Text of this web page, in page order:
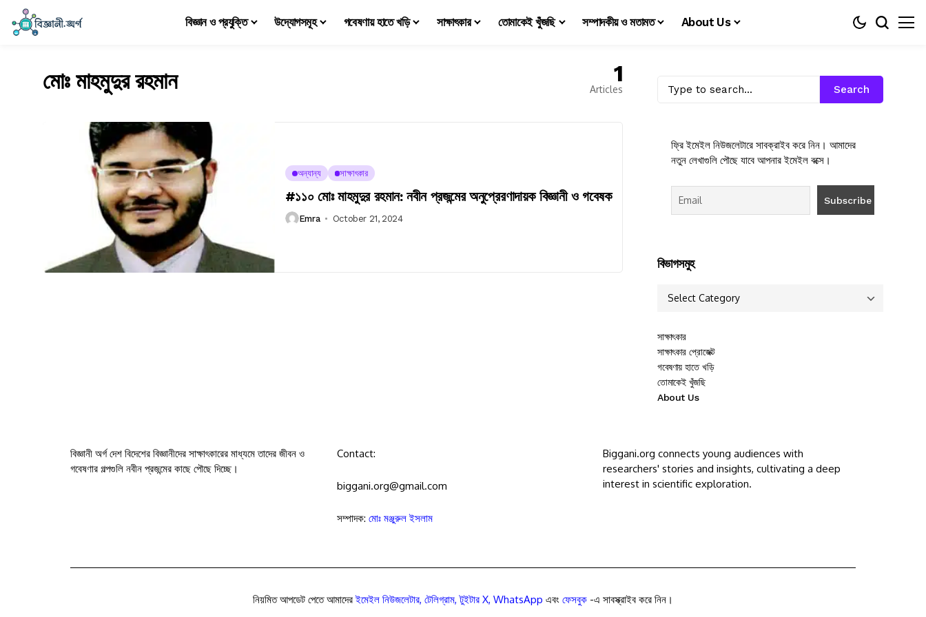
বিজ্ঞান ও প্রযুক্তি উদ্যোগসমূহ গবেষণায় হাতে খড়ি সাক্ষাৎকার তোমাকেই খুঁজছি সম্পাদকীয় ও মতামত About Us
মোঃ মাহমুদুর রহমান 1
Articles
অন্যান্য সাক্ষাৎকার
#১১০ মোঃ মাহমুদুর রহমান: নবীন প্রজন্মের অনুপ্রেরণাদায়ক বিজ্ঞানী ও গবেষক
Emra October 21, 2024
Search
ফ্রি ইমেইল নিউজলেটারে সাবক্রাইব করে নিন। আমাদের
নতুন লেখাগুলি পৌছে যাবে আপনার ইমেইল বক্সে।
বিভাগসমুহ
সাক্ষাৎকার
সাক্ষাৎকার প্রোজেক্ট
গবেষণায় হাতে খড়ি
তোমাকেই খুঁজছি
About Us
বিজ্ঞানী অর্গ দেশ বিদেশের বিজ্ঞানীদের সাক্ষাৎকারের মাধ্যমে তাদের জীবন ও
গবেষণার গল্পগুলি নবীন প্রজন্মের কাছে পৌছে দিচ্ছে।
Contact:
biggani.org@gmail.com
সম্পাদক: মোঃ মঞ্জুরুল ইসলাম
Biggani.org connects young audiences with
researchers' stories and insights, cultivating a deep
interest in scientific exploration.
নিয়মিত আপডেট পেতে আমাদেরইমেইল নিউজলেটার, টেলিগ্রাম,টুইটার X, WhatsApp এবং ফেসবুক -এ সাবস্ক্রাইব করে নিন।